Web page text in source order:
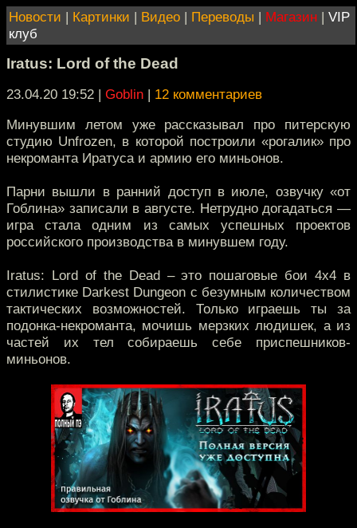
Новости | Картинки | Видео | Переводы | Магазин | VIP
клуб
Iratus: Lord of the Dead
23.04.20 19:52 | Goblin | 12 комментариев
Минувшим летом уже рассказывал про питерскую
студию Unfrozen, в которой построили «рогалик» про
некроманта Иратуса и армию его миньонов.
Парни вышли в ранний доступ в июле, озвучку «от
Гоблина» записали в августе. Нетрудно догадаться —
игра стала одним из самых успешных проектов
российского производства в минувшем году.
Iratus: Lord of the Dead – это пошаговые бои 4х4 в
стилистике Darkest Dungeon с безумным количеством
тактических возможностей. Только играешь ты за
подонка-некроманта, мочишь мерзких людишек, а из
частей их тел собираешь себе приспешников-
миньонов.